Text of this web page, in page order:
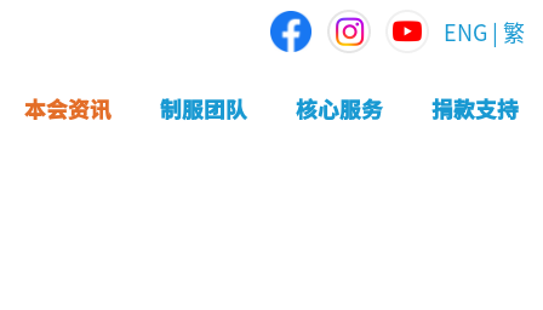
ENG | 繁
本会资讯 制服团队 核心服务 捐款支持